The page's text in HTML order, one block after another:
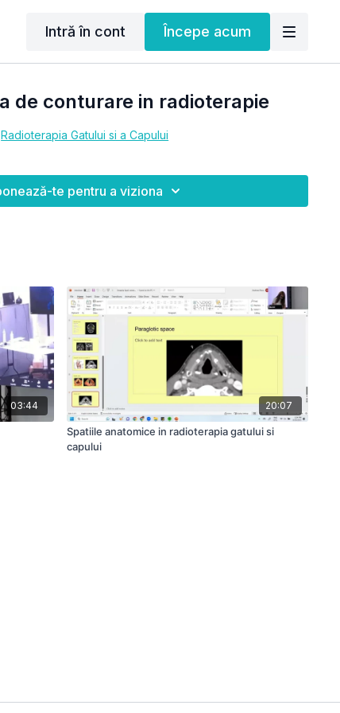
Intră în cont Începe acum
de conturare in radioterapie
Radioterapia Gatului si a Capului
te pentru a viziona
03:44 20:07
Spatiile anatomice in radioterapia gatului si
capului